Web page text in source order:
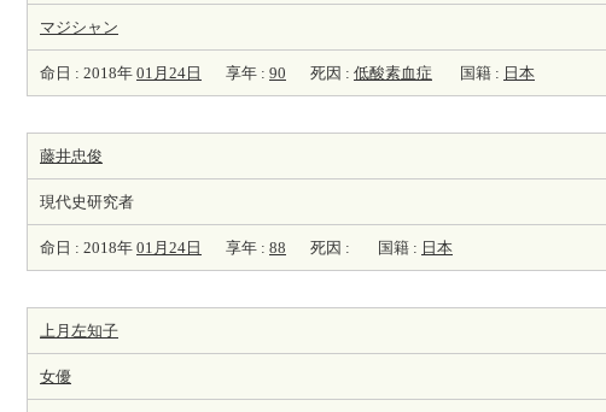
マジシャン
命日 : 2018年 01月24日 享年 : 90 死因 : 低酸素血症 国籍 : 日本
藤井忠俊
現代史研究者
命日 : 2018年 01月24日 享年 : 88 死因 : 国籍 : 日本
上月左知子
女優